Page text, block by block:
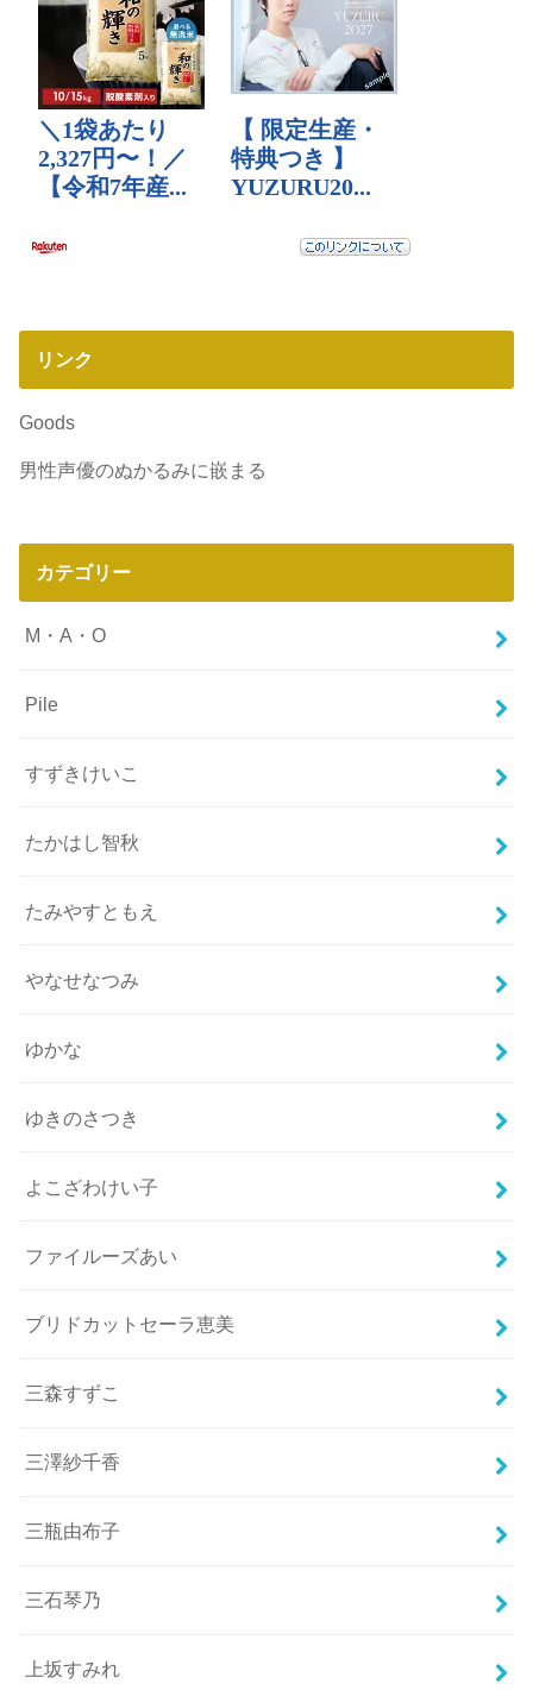
リンク
Goods
男性声優のぬかるみに嵌まる
カテゴリー
M・A・O
Pile
すずきけいこ
たかはし智秋
たみやすともえ
やなせなつみ
ゆかな
ゆきのさつき
よこざわけい子
ファイルーズあい
ブリドカットセーラ恵美
三森すずこ
三澤紗千香
三瓶由布子
三石琴乃
上坂すみれ